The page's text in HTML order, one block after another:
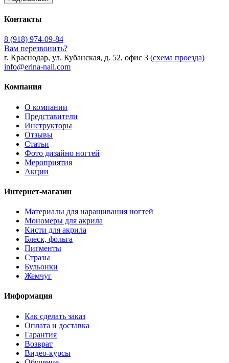
Контакты
8 (918) 974-09-84
Вам перезвонить?
г. Краснодар, ул. Кубанская, д. 52, офис 3 (схема проезда)
info@erina-nail.com
Компания
О компании
Представители
Инструкторы
Отзывы
Статьи
Фото дизайно ногтей
Мероприятия
Акции
Интернет-магазин
Материалы для наращивания ногтей
Мономеры для акрила
Кисти для акрила
Блеск, фольга
Пигменты
Стразы
Бульонки
Жемчуг
Информация
Как сделать заказ
Оплата и доставка
Гарантия
Возврат
Видео-курсы